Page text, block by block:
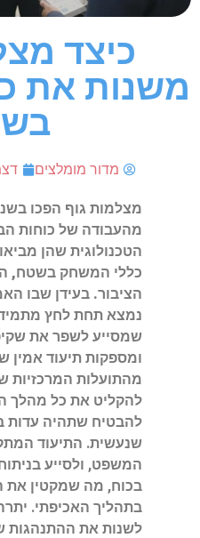
כיצד
משנות את
מדור מומלצים
מצלמות גוף הפכו
מהעבודה של כוחות
הטכנולוגית שהן
כללי המשחק בשטח,
הציבור. בעידן שבו
נמצא תחת לחץ
שמסייע לשפר את
ומספקות תיעוד אמין
מהתועלות המרכזיות
להקליט את כל מהלך
להבטיח שתהיה עדות
שנעשית. התיעוד
המשפט, ולסייע
בכוח, מה שמקטין את
בתהליך האכיפתי.
לשנות את ההתנהגות